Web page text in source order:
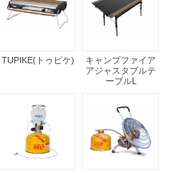
TUPIKE(トゥピケ)
キャンプファイア
アジャスタブルテ
ーブルL